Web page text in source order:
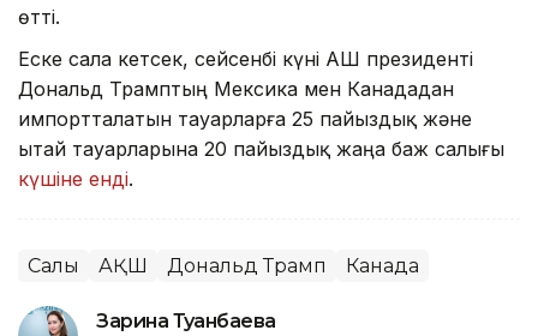
өтті.
Еске сала кетсек, сейсенбі күні АҚШ президенті
Дональд Трамптың Мексика мен Канададан
импортталатын тауарларға 25 пайыздық және
Қытай тауарларына 20 пайыздық жаңа баж салығы
күшіне енді.
Салық АҚШ Дональд Трамп Канада
Зарина Туғанбаева